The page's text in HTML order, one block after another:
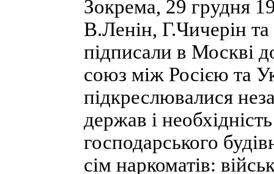
Зокрема, 29 грудня
В.Ленін, Г.Чичерін
підписали в Москві
союз між Росією та
підкреслювалися
держав і
господарського
сім наркоматів: